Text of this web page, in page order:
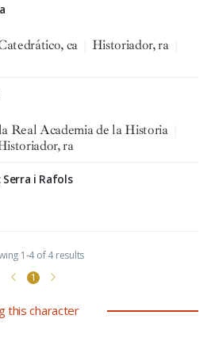
ca Historiador, ra
Real Academia de la Historia
ra
Serra i Rafols
1-4 of 4 results
1
this character